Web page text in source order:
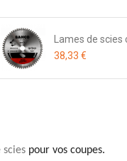
Lames de scies
38,33 €
scies pour vos coupes.